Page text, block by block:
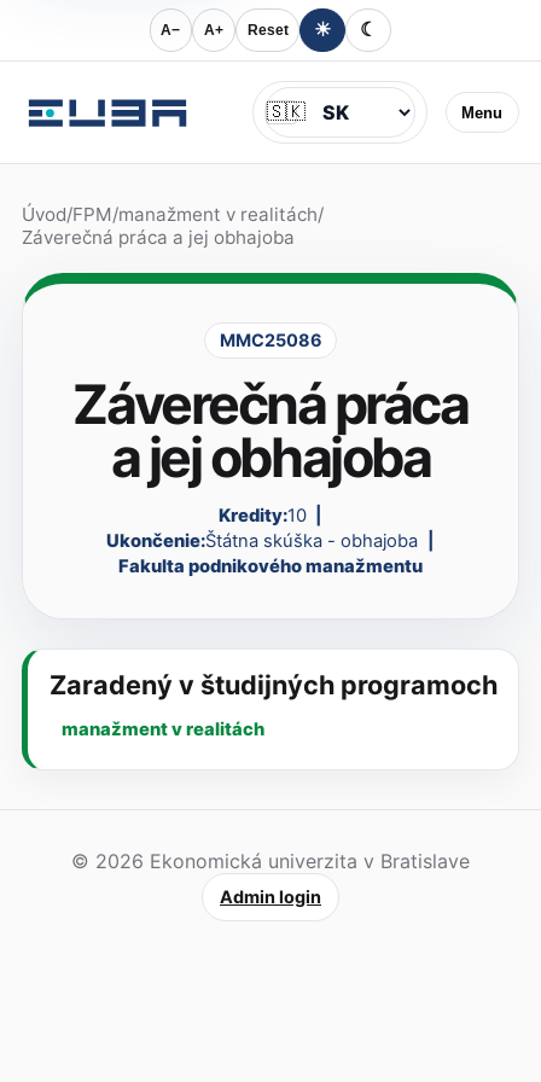
A− A+ Reset ☀ ☾
Menu
Jazyk
🇸🇰
Úvod/FPM/manažment v realitách/
Záverečná práca a jej obhajoba
MMC25086
Záverečná práca
a jej obhajoba
Kredity:10
Ukončenie:Štátna skúška - obhajoba
Fakulta podnikového manažmentu
Zaradený v študijných programoch
manažment v realitách
© 2026 Ekonomická univerzita v Bratislave
Admin login